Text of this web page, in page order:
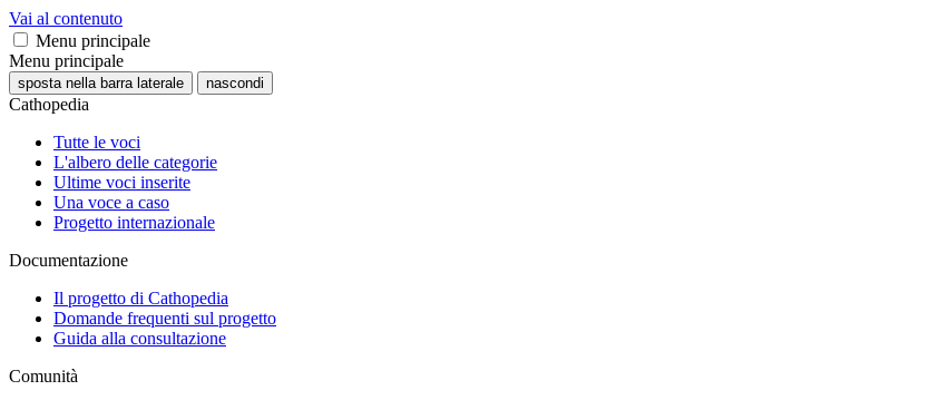
Vai al contenuto
Menu principale
Menu principale
sposta nella barra laterale nascondi
Cathopedia
Tutte le voci
L'albero delle categorie
Ultime voci inserite
Una voce a caso
Progetto internazionale
Documentazione
Il progetto di Cathopedia
Domande frequenti sul progetto
Guida alla consultazione
Comunità